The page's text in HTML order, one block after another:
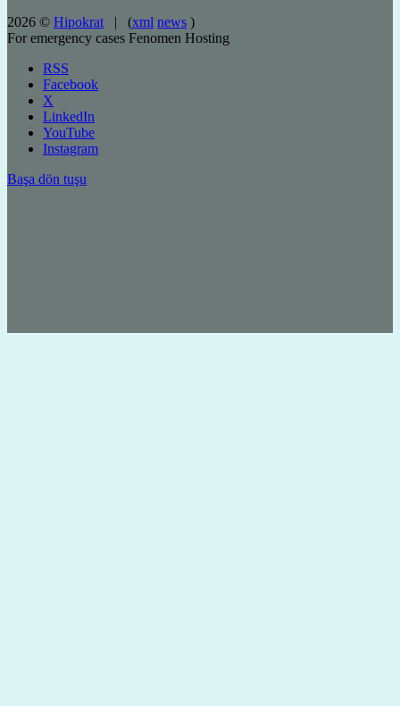
2026 © Hipokrat | (xml news )
For emergency cases Fenomen Hosting
RSS
Facebook
X
LinkedIn
YouTube
Instagram
Başa dön tuşu